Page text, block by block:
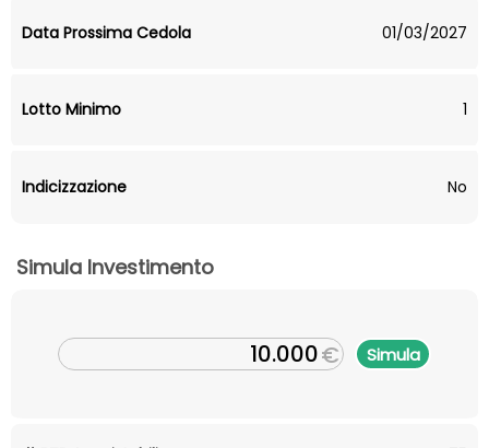
Data Prossima Cedola 01/03/2027
Lotto Minimo 1
Indicizzazione No
Simula Investimento
€ Simula